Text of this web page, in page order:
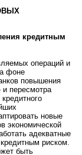
кредитным
операций и
фоне
повышения
и пересмотра
новые
экономической
адекватные
риском.
быть